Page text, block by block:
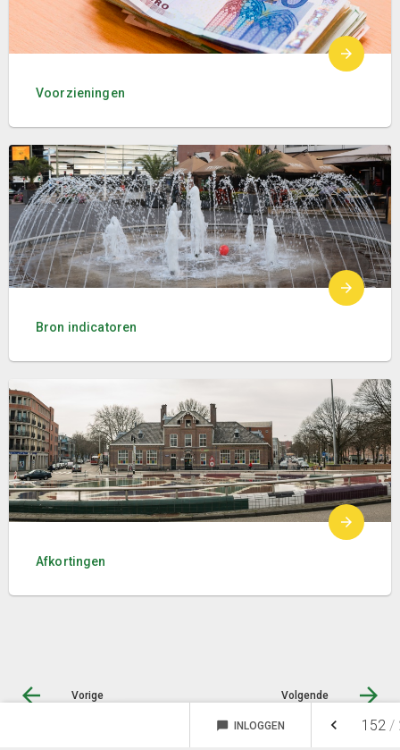
Voorzieningen
Bron indicatoren
Afkortingen
Vorige Volgende
FAVORIETEN
chat_bubble INLOGGEN keyboard_arrow_left 152 /